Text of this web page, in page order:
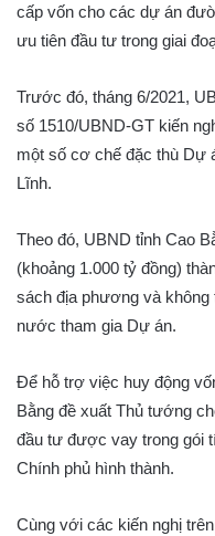
cấp vốn cho các dự án
ưu tiên đầu tư trong giai
Trước đó, tháng 6/2021,
số 1510/UBND-GT kiến
một số cơ chế đặc thù Dự
Lĩnh.
Theo đó, UBND tỉnh Cao
(khoảng 1.000 tỷ đồng)
sách địa phương và không
nước tham gia Dự án.
Để hỗ trợ việc huy động
Bằng đề xuất Thủ tướng
đầu tư được vay trong gói
Chính phủ hình thành.
Cùng với các kiến nghị